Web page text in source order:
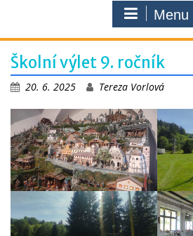
Menu
Školní výlet 9. ročník
20. 6. 2025 Tereza Vorlová